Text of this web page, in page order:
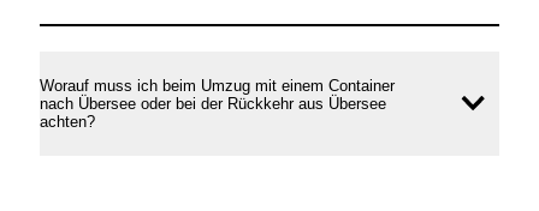
Worauf muss ich beim Umzug mit einem Container
nach Übersee oder bei der Rückkehr aus Übersee
achten?